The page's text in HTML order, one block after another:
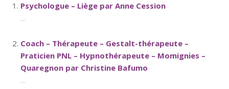
Psychologue – Liège par Anne Cession
...
Coach – Thérapeute – Gestalt-thérapeute –
Praticien PNL – Hypnothérapeute – Momignies –
Quaregnon par Christine Bafumo
...